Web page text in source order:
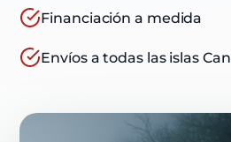
Financiación a medida
Envíos a todas las islas